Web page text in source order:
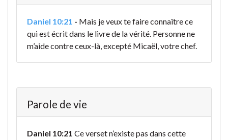
Daniel 10:21 - Mais je veux te faire connaître ce
qui est écrit dans le livre de la vérité. Personne ne
m’aide contre ceux-là, excepté Micaël, votre chef.
Parole de vie
Daniel 10:21 Ce verset n’existe pas dans cette